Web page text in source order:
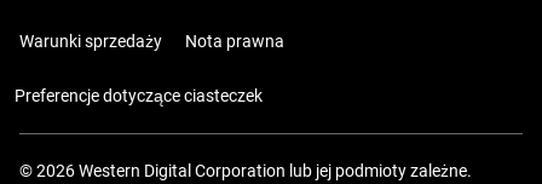
Warunki sprzedaży Nota prawna
Preferencje dotyczące ciasteczek
© 2026 Western Digital Corporation lub jej podmioty zależne.